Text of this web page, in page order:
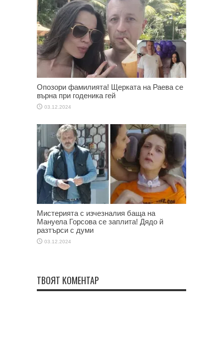
Опозори фамилията! Щерката на Раева се
върна при годеника гей
03.12.2024
Мистерията с изчезналия баща на
Мануела Горсова се заплита! Дядо й
разтърси с думи
03.12.2024
ТВОЯТ КОМЕНТАР